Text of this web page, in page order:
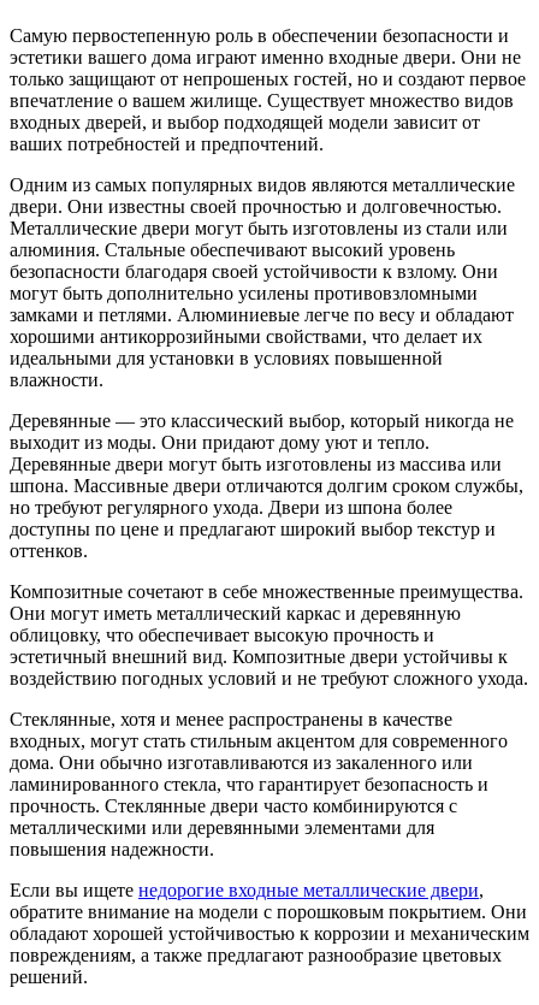
Самую первостепенную роль в обеспечении безопасности и
эстетики вашего дома играют именно входные двери. Они не
только защищают от непрошеных гостей, но и создают первое
впечатление о вашем жилище. Существует множество видов
входных дверей, и выбор подходящей модели зависит от
ваших потребностей и предпочтений.
Одним из самых популярных видов являются металлические
двери. Они известны своей прочностью и долговечностью.
Металлические двери могут быть изготовлены из стали или
алюминия. Стальные обеспечивают высокий уровень
безопасности благодаря своей устойчивости к взлому. Они
могут быть дополнительно усилены противовзломными
замками и петлями. Алюминиевые легче по весу и обладают
хорошими антикоррозийными свойствами, что делает их
идеальными для установки в условиях повышенной
влажности.
Деревянные — это классический выбор, который никогда не
выходит из моды. Они придают дому уют и тепло.
Деревянные двери могут быть изготовлены из массива или
шпона. Массивные двери отличаются долгим сроком службы,
но требуют регулярного ухода. Двери из шпона более
доступны по цене и предлагают широкий выбор текстур и
оттенков.
Композитные сочетают в себе множественные преимущества.
Они могут иметь металлический каркас и деревянную
облицовку, что обеспечивает высокую прочность и
эстетичный внешний вид. Композитные двери устойчивы к
воздействию погодных условий и не требуют сложного ухода.
Стеклянные, хотя и менее распространены в качестве
входных, могут стать стильным акцентом для современного
дома. Они обычно изготавливаются из закаленного или
ламинированного стекла, что гарантирует безопасность и
прочность. Стеклянные двери часто комбинируются с
металлическими или деревянными элементами для
повышения надежности.
Если вы ищете недорогие входные металлические двери,
обратите внимание на модели с порошковым покрытием. Они
обладают хорошей устойчивостью к коррозии и механическим
повреждениям, а также предлагают разнообразие цветовых
решений.